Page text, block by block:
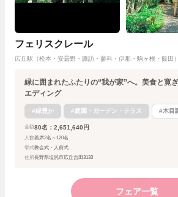
フェリスクレール
広丘駅（松本・安曇野・諏訪・蓼科・伊那・駒ヶ根・飯田
緑に囲まれたふたりの“我が家”へ。美食と寛
エディング
#緑豊か #庭園・ガーデン・テラス #木目
金額 80名：2,651,640円
人数着席2名～120名
挙式教会式・人前式
住所長野県塩尻市広丘吉田3133
フェア一覧